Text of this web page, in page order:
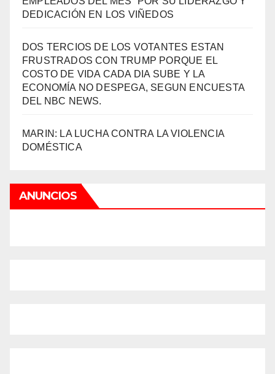
DEDICACIÓN EN LOS VIÑEDOS
DOS TERCIOS DE LOS VOTANTES ESTAN
FRUSTRADOS CON TRUMP PORQUE EL
COSTO DE VIDA CADA DIA SUBE Y LA
ECONOMÍA NO DESPEGA, SEGUN ENCUESTA
DEL NBC NEWS.
MARIN: LA LUCHA CONTRA LA VIOLENCIA
DOMÉSTICA
ANUNCIOS